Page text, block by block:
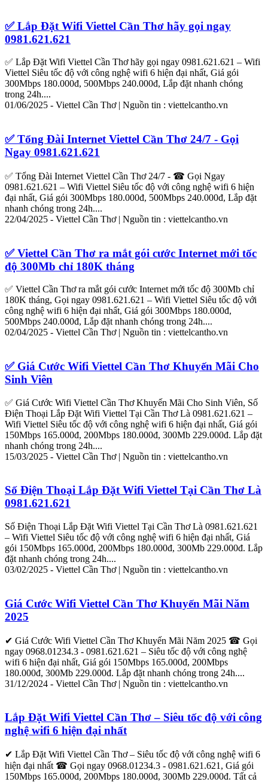
✅Lắp Đặt Wifi Viettel Cần Thơ hãy gọi ngay
0981.621.621
✅ Lắp ĐặtWifi Viettel Cần Thơhãy gọi ngay 0981.621.621 – Wifi
Viettel Siêu tốc độ với công nghệ wifi 6 hiện đại nhất, Giá gói
300Mbps 180.000đ, 500Mbps 240.000đ, Lắp đặtnhanh chóng
trong 24h....
01/06/2025 - Viettel Cần Thơ| Nguồn tin : viettelcantho.vn
✅ Tổng Đài Internet Viettel Cần Thơ 24/7 - Gọi
Ngay 0981.621.621
✅ ‎Tổng Đài Internet Viettel Cần Thơ24/7 - ☎ Gọi Ngay
0981.621.621 – Wifi Viettel Siêu tốc độ với công nghệ wifi 6 hiện
đại nhất, Giá gói 300Mbps 180.000đ, 500Mbps 240.000đ, Lắp đặt
nhanh chóng trong 24h....
22/04/2025 - Viettel Cần Thơ| Nguồn tin : viettelcantho.vn
✅ ‎Viettel Cần Thơ ra mắt gói cước Internet mới tốc
độ 300Mb chỉ 180K tháng
✅ ‎ Viettel Cần Thơra mắt gói cước Internet mới tốc độ 300Mb chỉ
180K tháng, Gọi ngay 0981.621.621 – Wifi Viettel Siêu tốc độ với
công nghệ wifi 6 hiện đại nhất, Giá gói 300Mbps 180.000đ,
500Mbps 240.000đ, Lắp đặt nhanh chóng trong 24h....
02/04/2025 - Viettel Cần Thơ| Nguồn tin : viettelcantho.vn
✅ ‎Giá Cước Wifi Viettel Cần Thơ Khuyến Mãi Cho
Sinh Viên
✅ ‎Giá Cước Wifi Viettel Cần ThơKhuyến Mãi Cho Sinh Viên, Số
Điện Thoại Lắp Đặt Wifi Viettel Tại Cần ThơLà 0981.621.621 –
Wifi Viettel Siêu tốc độ với công nghệ wifi 6 hiện đại nhất, Giá gói
150Mbps 165.000đ, 200Mbps 180.000đ, 300Mb 229.000đ. Lắp đặt
nhanh chóng trong 24h....
15/03/2025 - Viettel Cần Thơ| Nguồn tin : viettelcantho.vn
Số Điện Thoại Lắp ĐặtWifi Viettel Tại Cần Thơ Là
0981.621.621
Số Điện Thoại Lắp Đặt Wifi Viettel Tại Cần ThơLà 0981.621.621
– Wifi Viettel Siêu tốc độ với công nghệ wifi 6 hiện đại nhất, Giá
gói 150Mbps 165.000đ, 200Mbps 180.000đ, 300Mb 229.000đ. Lắp
đặt nhanh chóng trong 24h....
03/02/2025 - Viettel Cần Thơ| Nguồn tin : viettelcantho.vn
Giá Cước Wifi Viettel Cần Thơ Khuyến Mãi Năm
2025
✔ Giá Cước Wifi Viettel Cần ThơKhuyến Mãi Năm 2025 ☎ Gọi
ngay 0968.01234.3 - 0981.621.621 – Siêu tốc độ với công nghệ
wifi 6 hiện đại nhất, Giá gói 150Mbps 165.000đ, 200Mbps
180.000đ, 300Mb 229.000đ. Lắp đặt nhanh chóng trong 24h....
31/12/2024 - Viettel Cần Thơ| Nguồn tin : viettelcantho.vn
Lắp ĐặtWifi Viettel Cần Thơ– Siêu tốc độ với công
nghệ wifi 6 hiện đại nhất
✔ Lắp Đặt Wifi Viettel Cần Thơ– Siêu tốc độ với công nghệ wifi 6
hiện đại nhất ☎ Gọi ngay 0968.01234.3 - 0981.621.621, Giá gói
150Mbps 165.000đ, 200Mbps 180.000đ, 300Mb 229.000đ. Tất cả